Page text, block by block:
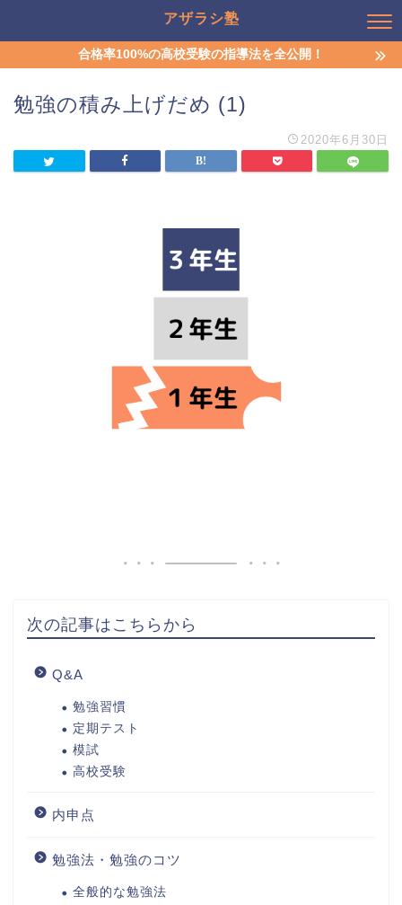
アザラシ塾
合格率100%の高校受験の指導法を全公開！
勉強の積み上げだめ (1)
2020年6月30日
次の記事はこちらから
Q&A
勉強習慣
定期テスト
模試
高校受験
内申点
勉強法・勉強のコツ
全般的な勉強法